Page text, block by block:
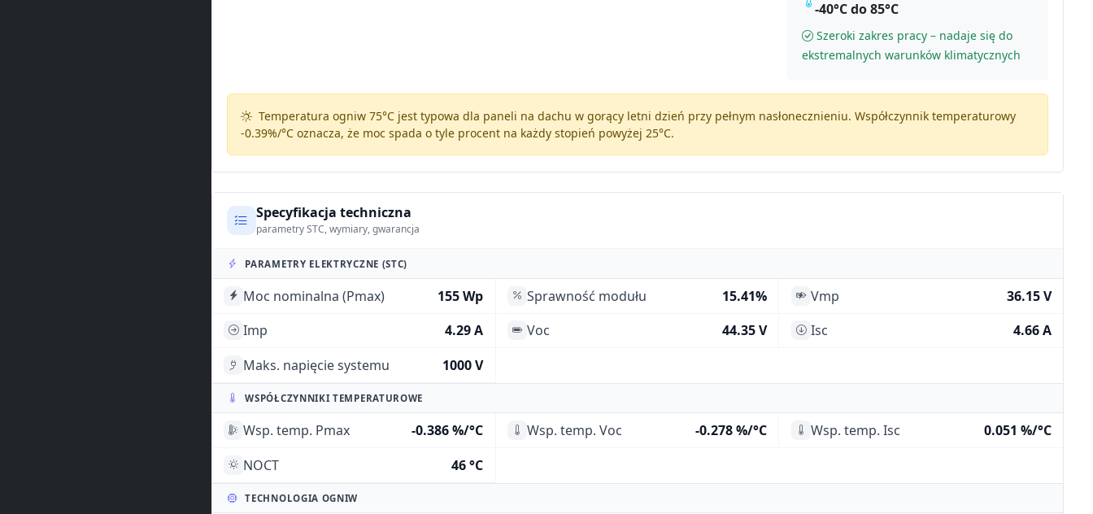
-40°C do 85°C
Szeroki zakres pracy – nadaje się do
ekstremalnych warunków klimatycznych
Temperatura ogniw 75°C jest typowa dla paneli na dachu w gorący letni dzień przy pełnym nasłonecznieniu. Współczynnik temperaturowy
-0.39%/°Coznacza, że moc spada o tyle procent na każdy stopień powyżej 25°C.
Specyfikacja techniczna
parametry STC, wymiary, gwarancja
PARAMETRY ELEKTRYCZNE (STC)
Moc nominalna (Pmax) 155 Wp Sprawność modułu 15.41% Vmp
36.15 V
Imp
4.29 A Voc 44.35 V Isc
4.66 A
Maks. napięcie systemu
1000 V
WSPÓŁCZYNNIKI TEMPERATUROWE
Wsp. temp. Pmax -0.386 %/°C Wsp. temp. Voc -0.278 %/°C Wsp. temp. Isc
0.051 %/°C
NOCT
46 °C
TECHNOLOGIA OGNIW